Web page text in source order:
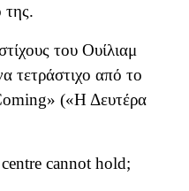
της.
του Ουίλιαμ
τετράστιχο από το
(«Η Δευτέρα
cannot hold;